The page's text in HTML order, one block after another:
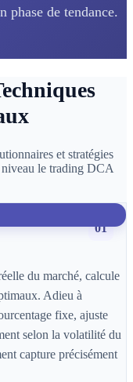
phase de tendance.
et stratégies
le trading DCA
01
du marché, calcule
Adieu à
fixe, ajuste
selon la volatilité du
capture précisément